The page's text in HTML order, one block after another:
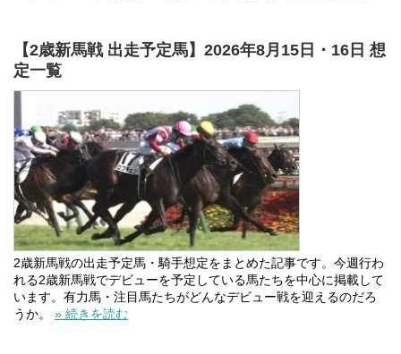
【2歳新馬戦 出走予定馬】2026年8月15日・16日 想
定一覧
2歳新馬戦の出走予定馬・騎手想定をまとめた記事です。今週行わ
れる2歳新馬戦でデビューを予定している馬たちを中心に掲載して
います。有力馬・注目馬たちがどんなデビュー戦を迎えるのだろ
うか。 » 続きを読む